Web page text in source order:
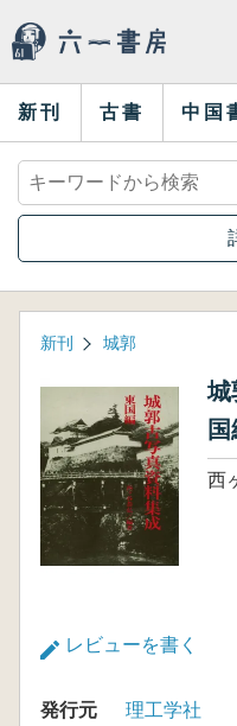
新刊 古書 中国
新刊 城郭
城
西
レビューを書く
発行元
理工学社